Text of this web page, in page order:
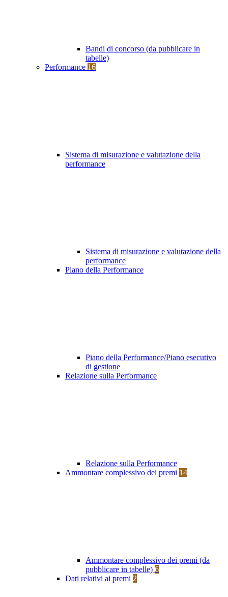
Bandi di concorso (da pubblicare in
tabelle)
Performance 16
Sistema di misurazione e valutazione della
performance
Sistema di misurazione e valutazione della
performance
Piano della Performance
Piano della Performance/Piano esecutivo
di gestione
Relazione sulla Performance
Relazione sulla Performance
Ammontare complessivo dei premi 14
Ammontare complessivo dei premi (da
pubblicare in tabelle) 6
Dati relativi ai premi 2